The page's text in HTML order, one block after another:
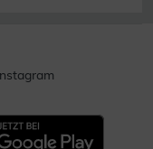
Instagram